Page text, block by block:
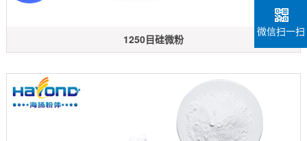
1250目硅微粉
微信扫一扫